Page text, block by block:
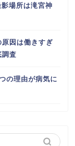
場所は滝宮神
原因は働きすぎ
調査
の理由が病気に